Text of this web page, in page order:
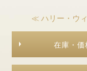
≪ ハリー・ウ
在庫・価